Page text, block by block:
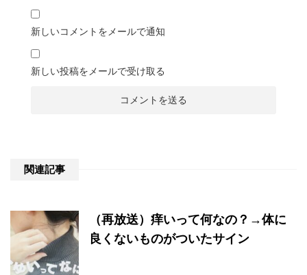
新しいコメントをメールで通知
新しい投稿をメールで受け取る
関連記事
（再放送）痒いって何なの？→体に
良くないものがついたサイン